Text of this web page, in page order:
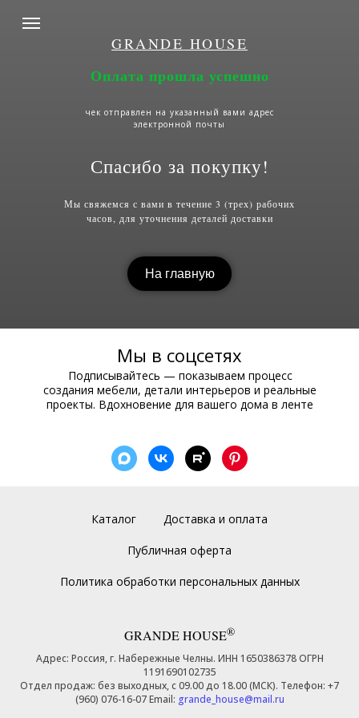
Спасибо за покупку!
Мы свяжемся с вами в течение 3 (трех) рабочих
часов, для уточнения деталей доставки
GRANDE HOUSE
Оплата прошла успешно
чек отправлен на указанный вами адрес
электронной почты
На главную
Мы в соцсетях
Подписывайтесь — показываем процесс
создания мебели, детали интерьеров и реальные
проекты. Вдохновение для вашего дома в ленте
Каталог Доставка и оплата
Публичная оферта
Политика обработки персональных данных
GRANDE HOUSE®
Адрес: Россия, г. Набережные Челны. ИНН 1650386378 ОГРН
1191690102735
Отдел продаж: без выходных, с 09.00 до 18.00 (МСК). Телефон: +7
(960) 076-16-07 Email: grande_house@mail.ru